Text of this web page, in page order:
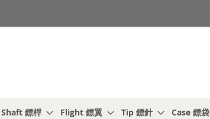
Shaft 鏢桿 Flight 鏢翼 Tip 鏢針 Case 鏢袋